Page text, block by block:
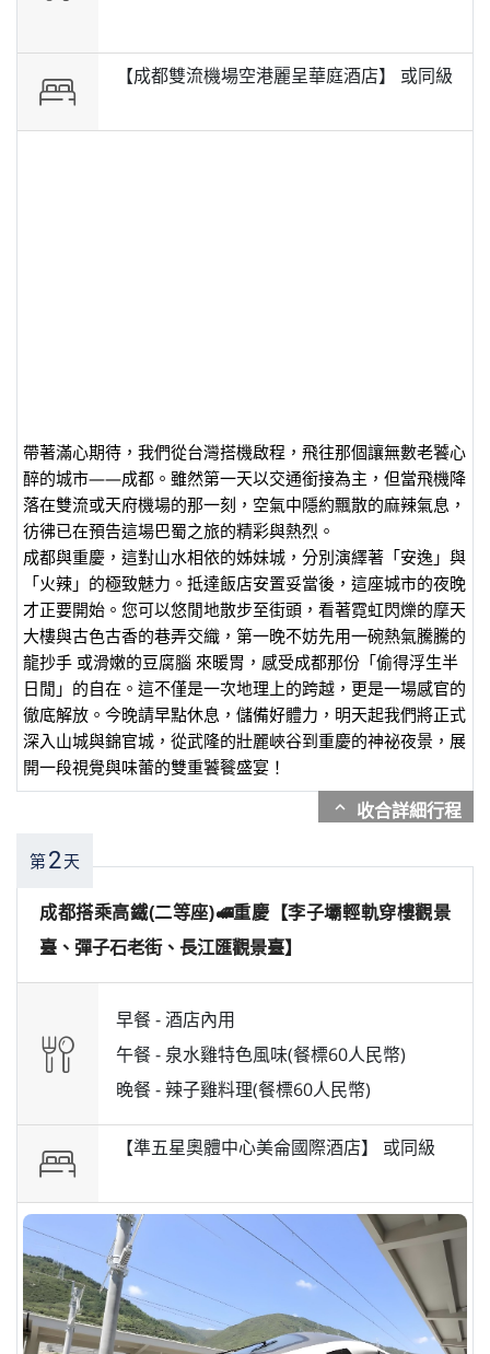
【成都雙流機場空港麗呈華庭酒店】 或同級
帶著滿心期待，我們從台灣搭機啟程，飛往那個讓無數老饕心
醉的城市——成都。雖然第一天以交通銜接為主，但當飛機降
落在雙流或天府機場的那一刻，空氣中隱約飄散的麻辣氣息，
彷彿已在預告這場巴蜀之旅的精彩與熱烈。
成都與重慶，這對山水相依的姊妹城，分別演繹著「安逸」與
「火辣」的極致魅力。抵達飯店安置妥當後，這座城市的夜晚
才正要開始。您可以悠閒地散步至街頭，看著霓虹閃爍的摩天
大樓與古色古香的巷弄交織，第一晚不妨先用一碗熱氣騰騰的
龍抄手 或滑嫩的豆腐腦 來暖胃，感受成都那份「偷得浮生半
日閒」的自在。這不僅是一次地理上的跨越，更是一場感官的
徹底解放。今晚請早點休息，儲備好體力，明天起我們將正式
深入山城與錦官城，從武隆的壯麗峽谷到重慶的神祕夜景，展
開一段視覺與味蕾的雙重饕餮盛宴！
expand_more
第2天
成都搭乘高鐵(二等座)🚅重慶【李子壩輕軌穿樓觀景
臺、彈子石老街、長江匯觀景臺】
早餐 -酒店內用
午餐 - 泉水雞特色風味(餐標60人民幣)
晚餐 -辣子雞料理(餐標60人民幣)
【準五星奧體中心美侖國際酒店】 或同級